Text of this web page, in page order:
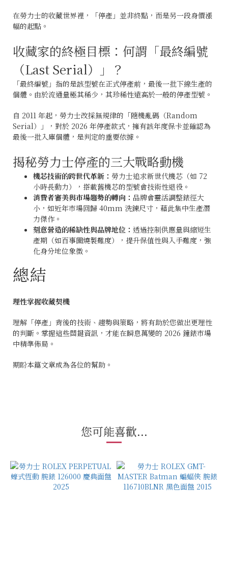
在勞力士的收藏世界裡，「停產」並非終點，而是另一段身價漲
幅的起點。
收藏家的終極目標：何謂「最終編號
（Last Serial）」？
「最終編號」指的是該型號在正式停產前，最後一批下線生產的
個體。由於流通量極其稀少，其珍稀性遠高於一般的停產型號。
自 2011 年起，勞力士改採無規律的「隨機亂碼（Random
Serial）」，對於 2026 年停產款式，擁有該年度保卡並確認為
最後一批入庫個體，是判定的重要依據。
揭秘勞力士停產的三大戰略動機
機芯技術的跨世代革新： 勞力士追求新世代機芯（如 72
小時長動力），搭載舊機芯的型號會技術性退役。
消費者審美與市場趨勢的轉向： 品牌會靈活調整錶徑大
小，如近年市場回歸 40mm 洗鍊尺寸，藉此集中生產潛
力傑作。
刻意營造的稀缺性與品牌地位： 透過控制供應量與縮短生
產期（如百事圈燒製難度），提升保值性與入手難度，強
化身分地位象徵。
總結
理性掌握收藏契機
理解「停產」背後的技術、趨勢與策略，將有助於您做出更理性
的判斷。掌握這些關鍵資訊，才能在瞬息萬變的 2026 鐘錶市場
中精準佈局。
期盼本篇文章成為各位的幫助。
您可能喜歡...